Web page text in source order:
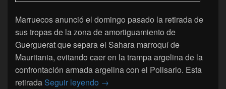
Marruecos anunció el domingo pasado la retirada de
sus tropas de la zona de amortiguamiento de
Guerguerat que separa el Sahara marroquí de
Mauritania, evitando caer en la trampa argelina de la
confrontación armada argelina con el Polisario. Esta
retirada Seguir leyendo Sahara Occidental : Marruecos
→